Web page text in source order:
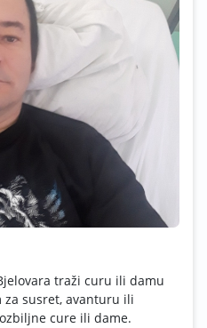
traži curu ili damu
za susret, avanturu ili
cure ili dame.